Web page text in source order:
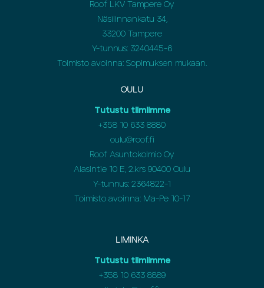
Roof LKV Tampere Oy
Näsilinnankatu 34,
33200 Tampere
Y-tunnus: 3240445-6
Toimisto avoinna: Sopimuksen mukaan.
OULU
Tutustu tiimiimme
+358 10 633 8880
oulu@roof.fi
Roof Asuntokolmio Oy
Alasintie 10 E, 2.krs 90400 Oulu
Y-tunnus: 2364822-1
Toimisto avoinna: Ma-Pe 10-17
LIMINKA
Tutustu tiimiimme
+35810 633 8889